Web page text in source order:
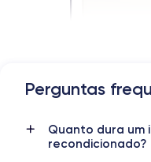
Data de lançamento
13/10/2020
Perguntas
Quanto dura um
recondicionado?